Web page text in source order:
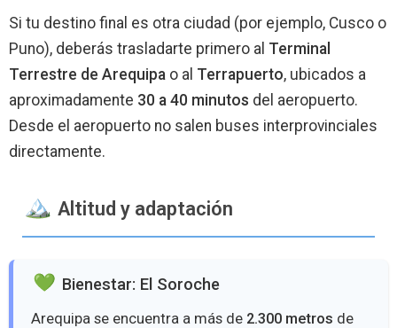
Si tu destino final es otra ciudad (por ejemplo, Cusco o
Puno), deberás trasladarte primero al Terminal
Terrestre de Arequipa o al Terrapuerto, ubicados a
aproximadamente 30 a 40 minutos del aeropuerto.
Desde el aeropuerto no salen buses interprovinciales
directamente.
️ Altitud y adaptación
Bienestar: El Soroche
Arequipa se encuentra a más de 2.300 metros de